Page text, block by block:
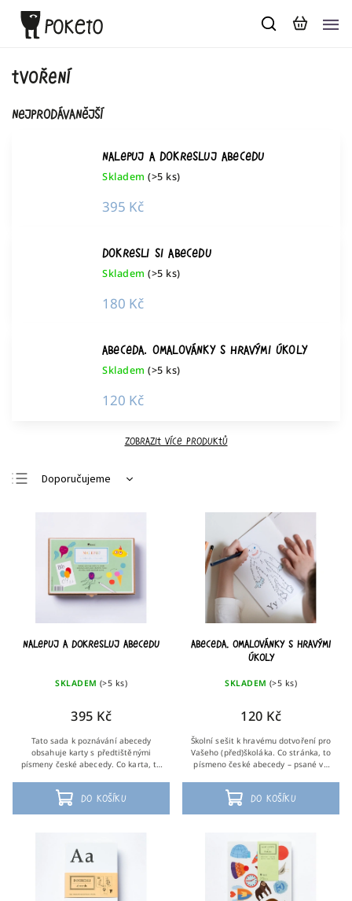
tvoření
Nejprodávanější
Nalepuj a dokresluj abecedu
Skladem (>5 ks)
395 Kč
Dokresli si abecedu
Skladem (>5 ks)
180 Kč
Abeceda. Omalovánky s hravými úkoly
Skladem (>5 ks)
120 Kč
Zobrazit více produktů
Doporučujeme
Nejprodávanější
Abecedně
Nalepuj a dokresluj abecedu
SKLADEM (>5 ks)
395 Kč
Do košíku
Tato sada k poznávání abecedy
obsahuje karty s předtištěnými
písmeny české abecedy. Co karta, to
patří mozaika samolepek a úkol: P...
Abeceda. Omalovánky s hravými
úkoly
SKLADEM (>5 ks)
120 Kč
Do košíku
Školní sešit k hravému dotvoření pro
Vašeho (před)školáka. Co stránka, to
písmeno české abecedy – psané ve
ním spojený úkol. Dokresli Gorile...